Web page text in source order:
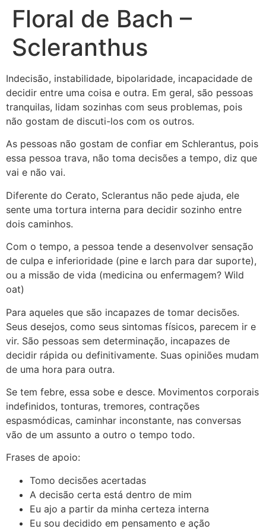
Floral de Bach –
Scleranthus
Indecisão, instabilidade, bipolaridade, incapacidade de
decidir entre uma coisa e outra. Em geral, são pessoas
tranquilas, lidam sozinhas com seus problemas, pois
não gostam de discuti-los com os outros.
As pessoas não gostam de confiar em Schlerantus, pois
essa pessoa trava, não toma decisões a tempo, diz que
vai e não vai.
Diferente do Cerato, Sclerantus não pede ajuda, ele
sente uma tortura interna para decidir sozinho entre
dois caminhos.
Com o tempo, a pessoa tende a desenvolver sensação
de culpa e inferioridade (pine e larch para dar suporte),
ou a missão de vida (medicina ou enfermagem? Wild
oat)
Para aqueles que são incapazes de tomar decisões.
Seus desejos, como seus sintomas físicos, parecem ir e
vir. São pessoas sem determinação, incapazes de
decidir rápida ou definitivamente. Suas opiniões mudam
de uma hora para outra.
Se tem febre, essa sobe e desce. Movimentos corporais
indefinidos, tonturas, tremores, contrações
espasmódicas, caminhar inconstante, nas conversas
vão de um assunto a outro o tempo todo.
Frases de apoio:
Tomo decisões acertadas
A decisão certa está dentro de mim
Eu ajo a partir da minha certeza interna
Eu sou decidido em pensamento e ação